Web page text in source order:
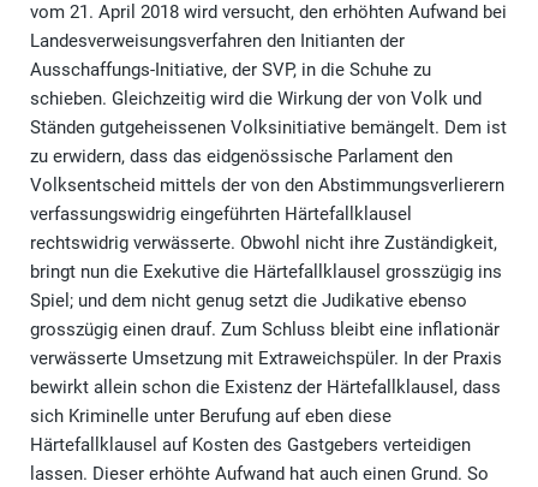
vom 21. April 2018 wird versucht, den erhöhten Aufwand bei
Landesverweisungsverfahren den Initianten der
Ausschaffungs-Initiative, der SVP, in die Schuhe zu
schieben. Gleichzeitig wird die Wirkung der von Volk und
Ständen gutgeheissenen Volksinitiative bemängelt. Dem ist
zu erwidern, dass das eidgenössische Parlament den
Volksentscheid mittels der von den Abstimmungsverlierern
verfassungswidrig eingeführten Härtefallklausel
rechtswidrig verwässerte. Obwohl nicht ihre Zuständigkeit,
bringt nun die Exekutive die Härtefallklausel grosszügig ins
Spiel; und dem nicht genug setzt die Judikative ebenso
grosszügig einen drauf. Zum Schluss bleibt eine inflationär
verwässerte Umsetzung mit Extraweichspüler. In der Praxis
bewirkt allein schon die Existenz der Härtefallklausel, dass
sich Kriminelle unter Berufung auf eben diese
Härtefallklausel auf Kosten des Gastgebers verteidigen
lassen. Dieser erhöhte Aufwand hat auch einen Grund. So